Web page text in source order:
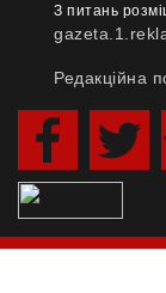
З питань
Редакційна